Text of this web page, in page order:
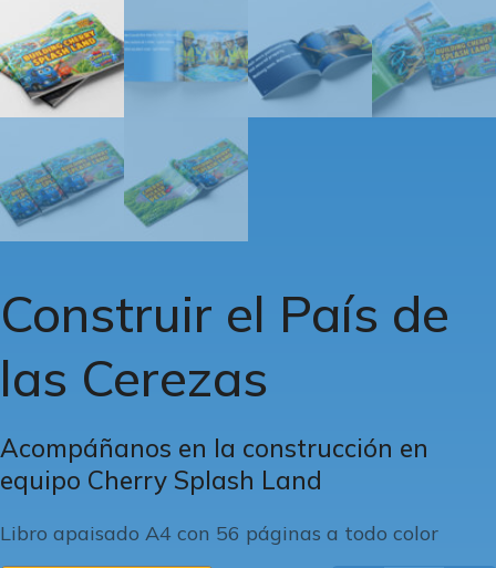
Construir el País de
las Cerezas
Acompáñanos en la construcción en
equipo Cherry Splash Land
Libro apaisado A4 con 56 páginas a todo color